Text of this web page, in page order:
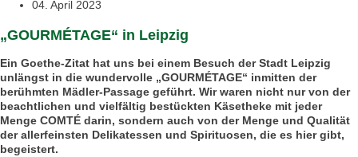
04. April 2023
„GOURMÉTAGE“ in Leipzig
Ein Goethe-Zitat hat uns bei einem Besuch der Stadt Leipzig
unlängst in die wundervolle „GOURMÉTAGE“ inmitten der
berühmten Mädler-Passage geführt. Wir waren nicht nur von der
beachtlichen und vielfältig bestückten Käsetheke mit jeder
Menge COMTÉ darin, sondern auch von der Menge und Qualität
der allerfeinsten Delikatessen und Spirituosen, die es hier gibt,
begeistert.